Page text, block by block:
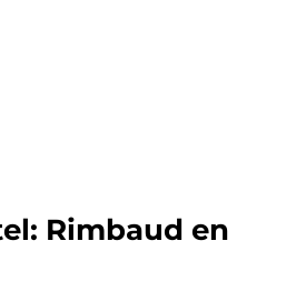
Rimbaud en